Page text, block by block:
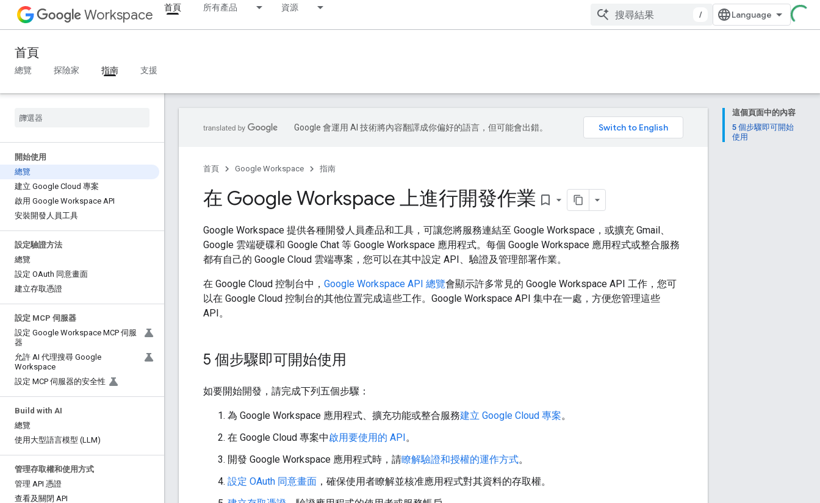
Workspace 首頁 所有產品 資源
/
首頁
總覽 探險家 指南 支援
開始使用
總覽
建立 Google Cloud 專案
啟用 Google Workspace API
安裝開發人員工具
設定驗證方法
總覽
設定 OAuth 同意畫面
建立存取憑證
設定 MCP 伺服器
設定 Google Workspace MCP 伺服
器
允許 AI 代理搜尋 Google
Workspace
設定 MCP 伺服器的安全性
Build with AI
總覽
使用大型語言模型 (LLM)
管理存取權和使用方式
管理 API 憑證
查看及關閉 API
這個頁面中的內容
5 個步驟即可開始
使用
Google 會運用 AI 技術將內容翻譯成你偏好的語言，但可能會出錯。
首頁 Google Workspace 指南
在 Google Workspace 上進行開發作業 bookmark_border
Google Workspace 提供各種開發人員產品和工具，可讓您將服務連結至 Google Workspace，或擴充 Gmail、
Google 雲端硬碟和 Google Chat 等 Google Workspace 應用程式。每個 Google Workspace 應用程式或整合服務
都有自己的 Google Cloud 雲端專案，您可以在其中設定 API、驗證及管理部署作業。
在 Google Cloud 控制台中， Google Workspace API 總覽會顯示許多常見的 Google Workspace API 工作，您可
以在 Google Cloud 控制台的其他位置完成這些工作。Google Workspace API 集中在一處，方便您管理這些
API。
5 個步驟即可開始使用
如要開始開發，請完成下列五個步驟：
為 Google Workspace 應用程式、擴充功能或整合服務建立 Google Cloud 專案。
在 Google Cloud 專案中啟用要使用的 API。
開發 Google Workspace 應用程式時，請瞭解驗證和授權的運作方式。
設定 OAuth 同意畫面 ，確保使用者瞭解並核准應用程式對其資料的存取權。